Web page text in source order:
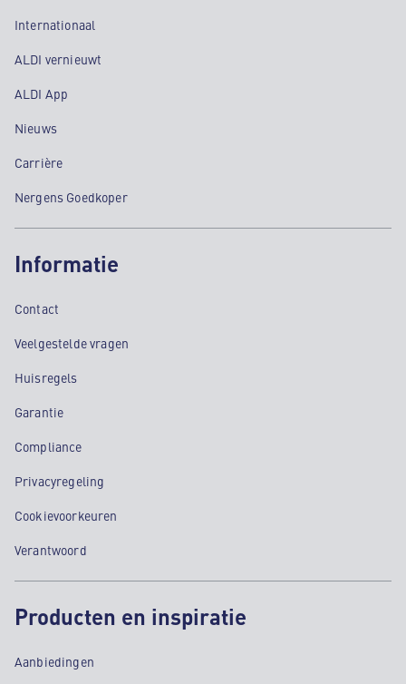
Internationaal
ALDI vernieuwt
ALDI App
Nieuws
Carrière
Nergens Goedkoper
Informatie
Contact
Veelgestelde vragen
Huisregels
Garantie
Compliance
Privacyregeling
Cookievoorkeuren
Verantwoord
Producten en inspiratie
Aanbiedingen